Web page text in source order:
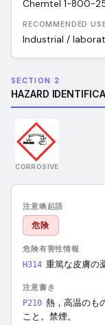
Chemtel 1-800-
RECOMMENDED
Industrial /
SECTION 2
HAZARD
CORROSIVE
注意喚起語
危険
危険有害性情報
H314 重篤な皮膚の
注意書き
P210 熱，高温のも
こと。禁煙。